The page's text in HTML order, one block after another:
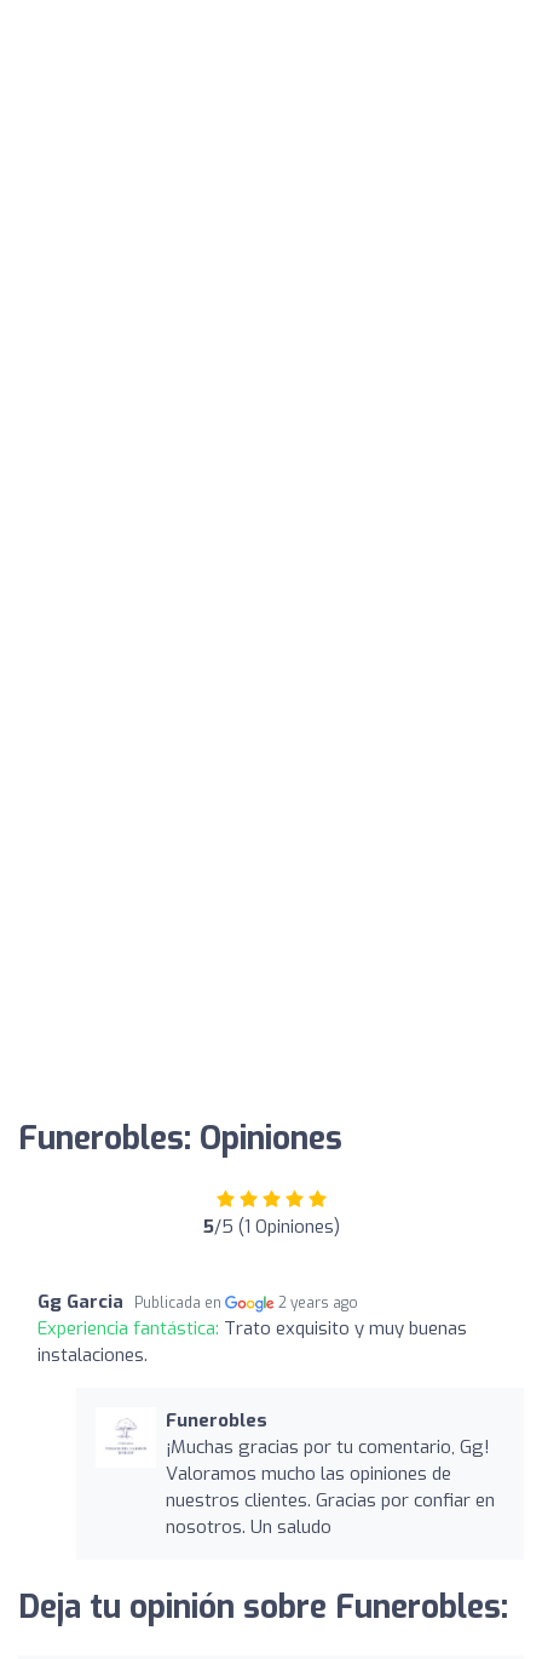
Funerobles: Opiniones
5/5 (1 Opiniones)
Gg Garcia Publicada en 2 years ago
Experiencia fantástica: Trato exquisito y muy buenas
instalaciones.
Funerobles
¡Muchas gracias por tu comentario, Gg!
Valoramos mucho las opiniones de
nuestros clientes. Gracias por confiar en
nosotros. Un saludo
Deja tu opinión sobre Funerobles: